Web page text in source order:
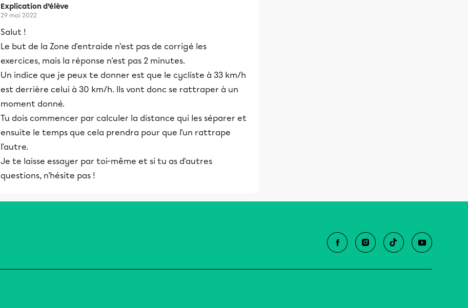
Explication d’élève
29 mai 2022
Salut !
Le but de la Zone d'entraide n'est pas de corrigé les
exercices, mais la réponse n'est pas 2 minutes.
Un indice que je peux te donner est que le cycliste à 33 km/h
est derrière celui à 30 km/h. Ils vont donc se rattraper à un
moment donné.
Tu dois commencer par calculer la distance qui les séparer et
ensuite le temps que cela prendra pour que l'un rattrape
l'autre.
Je te laisse essayer par toi-même et si tu as d'autres
questions, n'hésite pas !